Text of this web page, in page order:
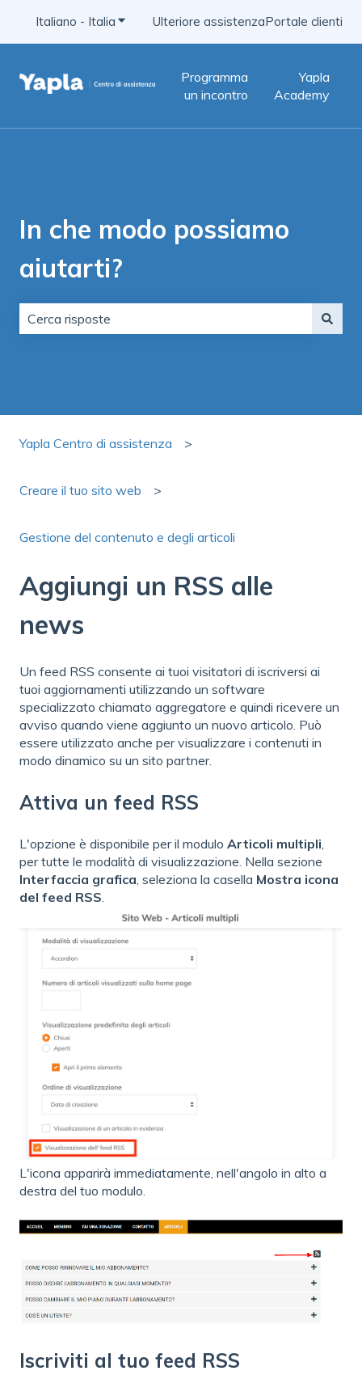
Italiano - Italia Mostra sottomenu per le traduzioni
Ulteriore assistenzaPortale clienti
Programma
un incontro
Yapla
Academy
In che modo possiamo
aiutarti?
Yapla Centro di assistenza
Creare il tuo sito web
Gestione del contenuto e degli articoli
Aggiungi un RSS alle
news
Un feed RSS consente ai tuoi visitatori di iscriversi ai
tuoi aggiornamenti utilizzando un software
specializzato chiamato aggregatore e quindi ricevere un
avviso quando viene aggiunto un nuovo articolo. Può
essere utilizzato anche per visualizzare i contenuti in
modo dinamico su un sito partner.
Attiva un feed RSS
L'opzione è disponibile per il modulo Articoli multipli,
per tutte le modalità di visualizzazione. Nella sezione
Interfaccia grafica, seleziona la casella Mostra icona
del feed RSS.
L'icona apparirà immediatamente, nell'angolo in alto a
destra del tuo modulo.
Iscriviti al tuo feed RSS